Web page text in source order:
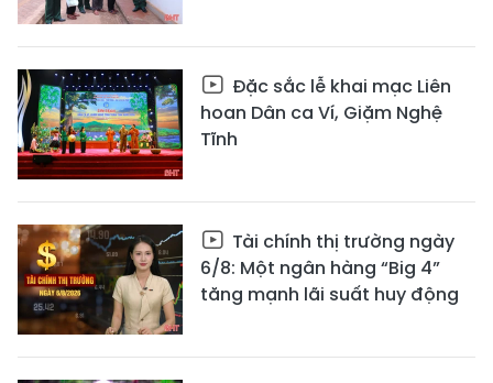
Đặc sắc lễ khai mạc Liên
hoan Dân ca Ví, Giặm Nghệ
Tĩnh
Tài chính thị trường ngày
6/8: Một ngân hàng “Big 4”
tăng mạnh lãi suất huy động